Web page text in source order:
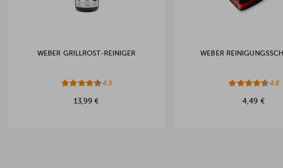
WEBER GRILLROST-REINIGER
4.5
13,99 €
WEBER
4.8
4,49 €